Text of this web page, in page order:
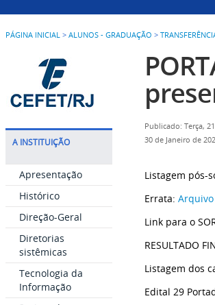
PÁGINA INICIAL > ALUNOS - GRADUAÇÃO >
A INSTITUIÇÃO
Apresentação
Histórico
Direção-Geral
Diretorias
sistêmicas
Tecnologia da
Informação
Publicado: Terça,
30 de Janeiro de
Listagem pós-
Errata: Arquivo
Link para o
RESULTADO
Listagem dos
Edital 29